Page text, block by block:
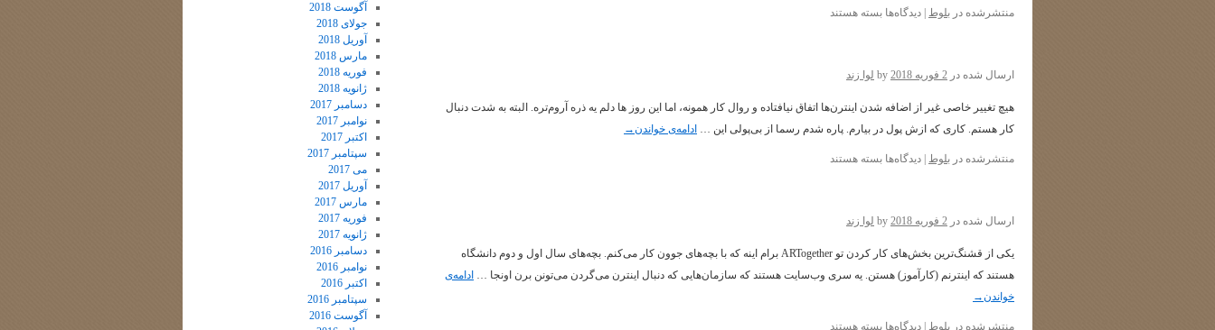
منتشرشده در بلوط دیدگاه‌ها برای
بسته هستند
ارسال شده در 2 فوریه 2018 by لوا زند
هیچ تغییر خاصی غیر از اضافه شدن اینترن‌ها اتفاق نیافتاده و روال کار همونه، اما این روز ها دلم یه ذره آروم‌تره. البته به شدت دنبال
کار هستم. کاری که ازش پول در بیارم. پاره شدم رسما از بی‌پولی این … ادامه‌ی خواندن→
منتشرشده در بلوط دیدگاه‌ها برای
بسته هستند
ارسال شده در 2 فوریه 2018 by لوا زند
یکی از قشنگ‌ترین بخش‌های کار کردن تو ARTogether برام اینه که با بچه‌های جوون کار می‌کنم. بچه‌های سال اول و دوم دانشگاه
هستند که اینترنم (کارآموز) هستن. یه سری وب‌سایت هستند که سازمان‌هایی که دنبال اینترن می‌گردن می‌تونن برن اونجا … ادامه‌ی
خواندن→
منتشرشده در بلوط دیدگاه‌ها برای
بسته هستند
آگوست 2018
جولای 2018
آوریل 2018
مارس 2018
فوریه 2018
ژانویه 2018
دسامبر 2017
نوامبر 2017
اکتبر 2017
سپتامبر 2017
می 2017
آوریل 2017
مارس 2017
فوریه 2017
ژانویه 2017
دسامبر 2016
نوامبر 2016
اکتبر 2016
سپتامبر 2016
آگوست 2016